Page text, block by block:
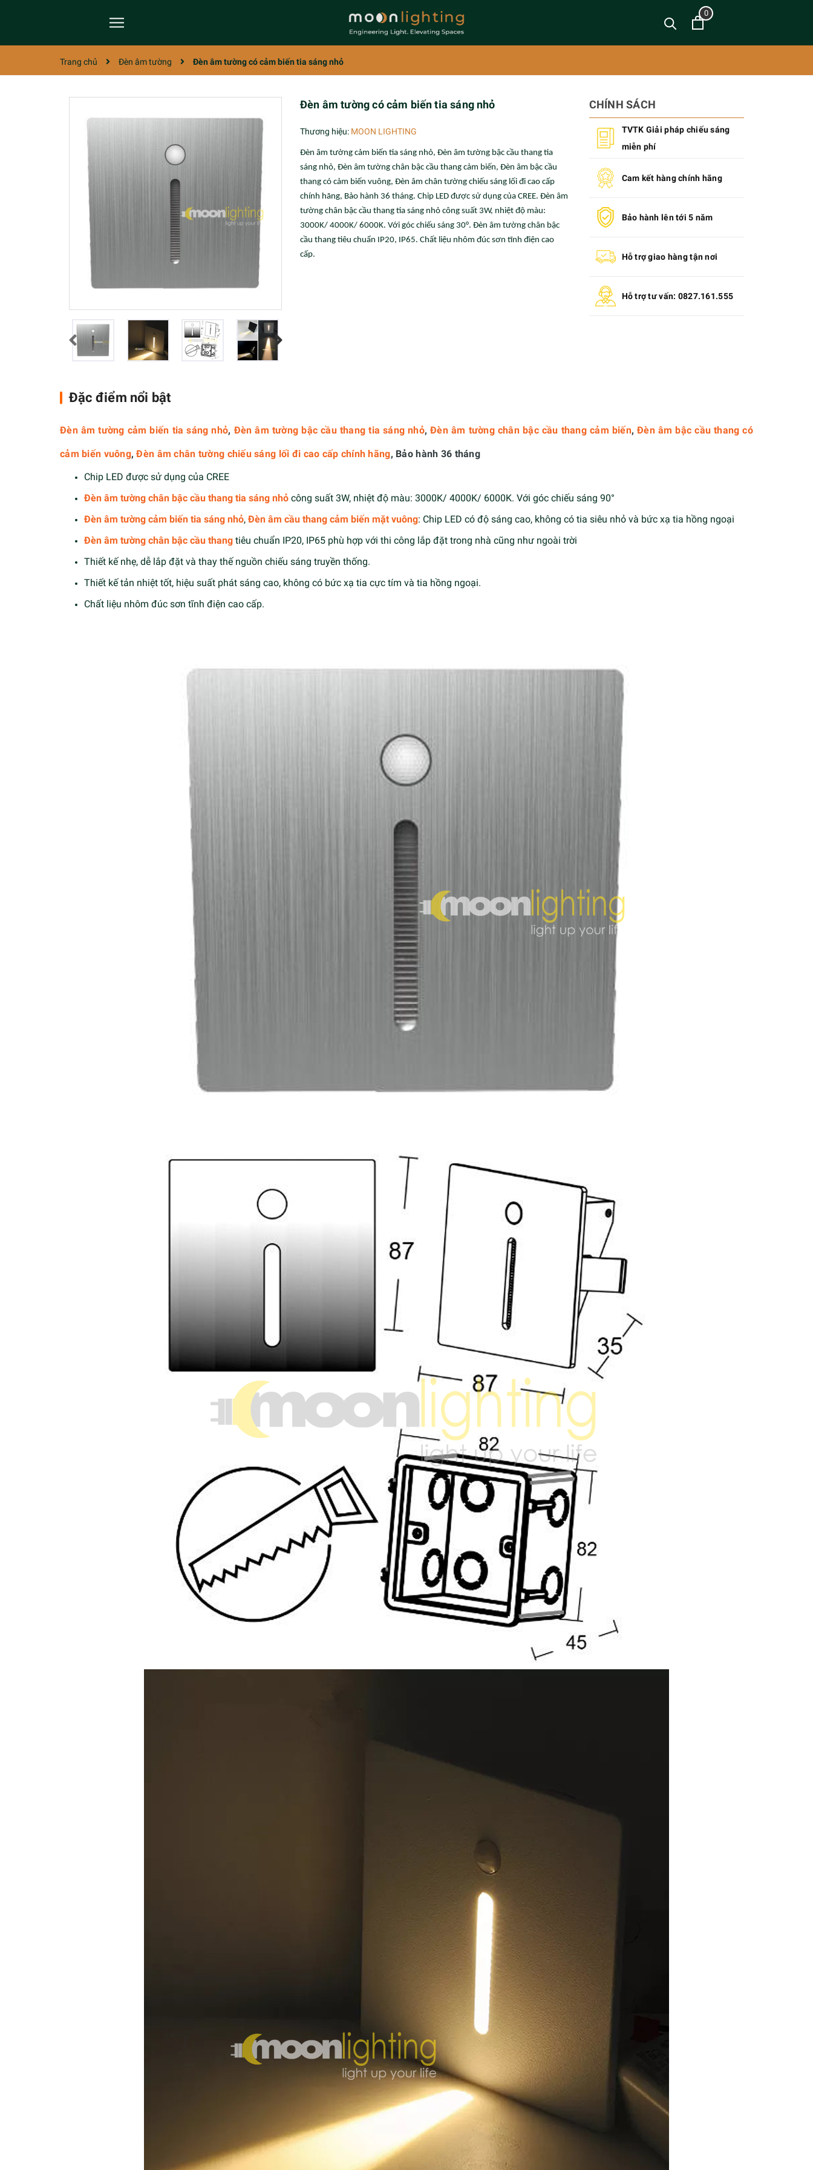
0
Trang chủ Đèn âm tường Đèn âm tường có cảm biến tia sáng nhỏ
Đèn âm tường có cảm biến tia sáng nhỏ
Thương hiệu: MOON LIGHTING
Đèn âm tường cảm biến tia sáng nhỏ, Đèn âm tường bậc cầu thang tia
sáng nhỏ, Đèn âm tường chân bậc cầu thang cảm biến, Đèn âm bậc cầu
thang có cảm biến vuông, Đèn âm chân tường chiếu sáng lối đi cao cấp
chính hãng, Bảo hành 36 tháng. Chip LED được sử dụng của CREE. Đèn âm
tường chân bậc cầu thang tia sáng nhỏ công suất 3W, nhiệt độ màu:
3000K/ 4000K/ 6000K. Với góc chiếu sáng 30°. Đèn âm tường chân bậc
cầu thang tiêu chuẩn IP20, IP65. Chất liệu nhôm đúc sơn tĩnh điện cao
cấp.
CHÍNH SÁCH
TVTK Giải pháp chiếu sáng
miễn phí
Cam kết hàng chính hãng
Bảo hành lên tới 5 năm
Hỗ trợ giao hàng tận nơi
Hỗ trợ tư vấn: 0827.161.555
Đặc điểm nổi bật
Đèn âm tường cảm biến tia sáng nhỏ,Đèn âm tường bậc cầu thang tia sáng nhỏ,Đèn âm tường chân bậc cầu thang cảm biến,Đèn âm bậc cầu thang có
cảm biến vuông,Đèn âm chân tường chiếu sáng lối đi cao cấp chính hãng, Bảo hành 36 tháng
Chip LED được sử dụng của CREE
Đèn âm tường chân bậc cầu thang tia sáng nhỏ công suất 3W, nhiệt độ màu: 3000K/ 4000K/ 6000K. Với góc chiếu sáng 90°
Đèn âm tường cảm biến tia sáng nhỏ,Đèn âm cầu thang cảm biến mặt vuông: Chip LED có độ sáng cao, không có tia siêu nhỏ và bức xạ tia hồng ngoại
Đèn âm tường chân bậc cầu thang tiêu chuẩn IP20, IP65 phù hợp với thi công lắp đặt trong nhà cũng như ngoài trời
Thiết kế nhẹ, dễ lắp đặt và thay thế nguồn chiếu sáng truyền thống.
Thiết kế tản nhiệt tốt, hiệu suất phát sáng cao, không có bức xạ tia cực tím và tia hồng ngoại.
Chất liệu nhôm đúc sơn tĩnh điện cao cấp.